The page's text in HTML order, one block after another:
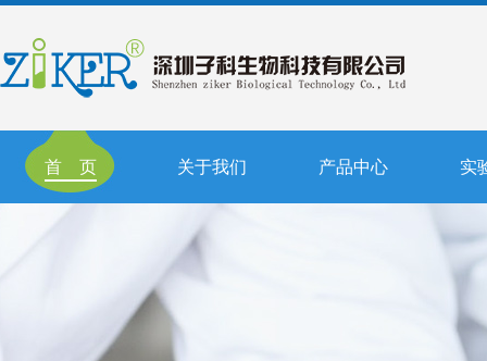
首 页 关于我们 产品中心 实